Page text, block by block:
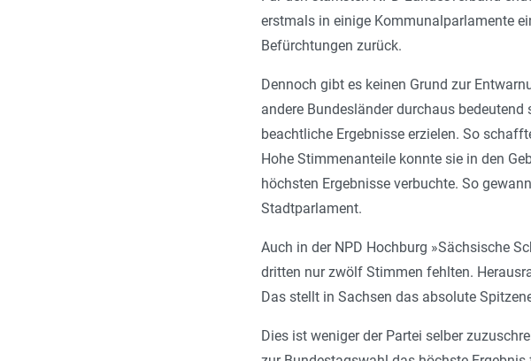
erstmals in einige Kommunalparlamente
Befürchtungen zurück.
Dennoch gibt es keinen Grund zur
andere Bundesländer durchaus
beachtliche Ergebnisse erzielen. So
Hohe Stimmenanteile konnte sie in den
höchsten Ergebnisse verbuchte. So
Stadtparlament.
Auch in der NPD Hochburg »Sächsische
dritten nur zwölf Stimmen fehlten.
Das stellt in Sachsen das absolute
Dies ist weniger der Partei selber